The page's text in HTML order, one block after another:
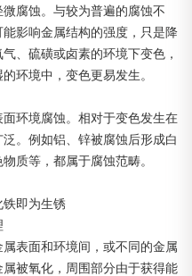
腐蚀。与较为普遍的腐蚀不
影响金属结构的强度，只是降
、硫磺或卤素的环境下变色，
环境中，变色更易发生。
环境腐蚀。相对于变色发生在
。例如铝、锌被腐蚀后形成白
质等，都属于腐蚀范畴。
铁即为生锈
表面和环境间，或不同的金属
被氧化，周围部分由于获得能